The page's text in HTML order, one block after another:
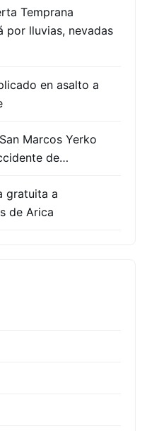
Temprana
por lluvias, nevadas
en asalto a
Marcos Yerko
de…
gratuita a
de Arica